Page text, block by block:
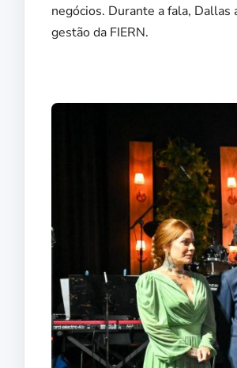
negócios. Durante a fala,
gestão da FIERN.